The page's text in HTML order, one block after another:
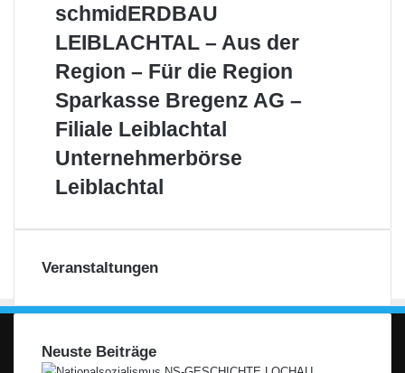
GmbH
schmidERDBAU
–
Aus
Region
–
Für
die
Region
schmidERDBAU
LEIBLACHTAL – Aus der
Region – Für die Region
Sparkasse
Bregenz
AG
–
Leiblachtal
Sparkasse Bregenz AG –
Filiale Leiblachtal
Unternehmerbörse
Unternehmerbörse
Leiblachtal
Veranstaltungen
Neuste Beiträge